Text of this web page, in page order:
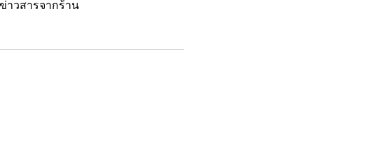
าวสารจากร้าน